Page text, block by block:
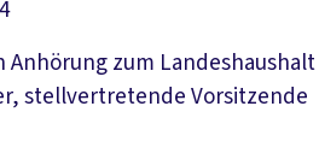
zum Landeshaushalt
stellvertretende Vorsitzende